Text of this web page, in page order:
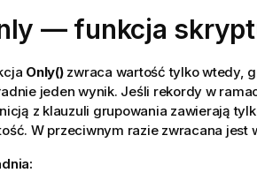
— funkcja
Only()zwraca wartość tylko wtedy,
jeden wynik. Jeśli rekordy w
z klauzuli grupowania zawierają
W przeciwnym razie zwracana jest